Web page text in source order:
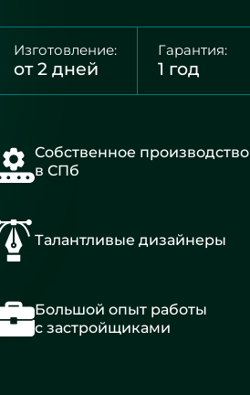
Изготовление:
от 2 дней
Гарантия:
1 год
Собственное производство
в СПб
Талантливые дизайнеры
Большой опыт работы
с застройщиками